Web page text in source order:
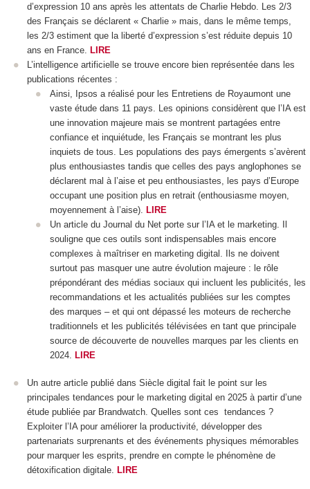
d’expression 10 ans après les attentats de Charlie Hebdo. Les 2/3
des Français se déclarent « Charlie » mais, dans le même temps,
les 2/3 estiment que la liberté d’expression s’est réduite depuis 10
ans en France.
LIRE
L’intelligence artificielle se trouve encore bien représentée dans les
publications récentes :
Ainsi, Ipsos a réalisé pour les Entretiens de Royaumont une
vaste étude dans 11 pays. Les opinions considèrent que l’IA est
une innovation majeure mais se montrent partagées entre
confiance et inquiétude, les Français se montrant les plus
inquiets de tous. Les populations des pays émergents s’avèrent
plus enthousiastes tandis que celles des pays anglophones se
déclarent mal à l’aise et peu enthousiastes, les pays d’Europe
occupant une position plus en retrait (enthousiasme moyen,
moyennement à l’aise).
LIRE
Un article du Journal du Net porte sur l’IA et le marketing. Il
souligne que ces outils sont indispensables mais encore
complexes à maîtriser en marketing digital. Ils ne doivent
surtout pas masquer une autre évolution majeure : le rôle
prépondérant des médias sociaux qui incluent les publicités, les
recommandations et les actualités publiées sur les comptes
des marques – et qui ont dépassé les moteurs de recherche
traditionnels et les publicités télévisées en tant que principale
source de découverte de nouvelles marques par les clients en
2024.
LIRE
Un autre article publié dans Siècle digital fait le point sur les
principales tendances pour le marketing digital en 2025 à partir d’une
étude publiée par Brandwatch. Quelles sont ces tendances ?
Exploiter l’IA pour améliorer la productivité, développer des
partenariats surprenants et des événements physiques mémorables
pour marquer les esprits, prendre en compte le phénomène de
détoxification digitale. LIRE